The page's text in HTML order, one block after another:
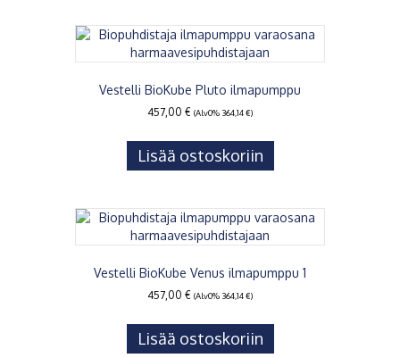
tehdä
tuotteen
Vestelli BioKube Pluto ilmapumppu
457,00 € (Alv0% 364,14€)
Lisää ostoskoriin
Vestelli BioKube Venus ilmapumppu 1
457,00 € (Alv0% 364,14€)
Lisää ostoskoriin